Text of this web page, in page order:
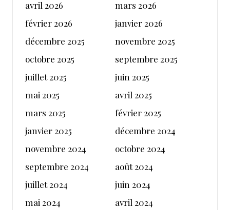
avril 2026
mars 2026
février 2026
janvier 2026
décembre 2025
novembre 2025
octobre 2025
septembre 2025
juillet 2025
juin 2025
mai 2025
avril 2025
mars 2025
février 2025
janvier 2025
décembre 2024
novembre 2024
octobre 2024
septembre 2024
août 2024
juillet 2024
juin 2024
mai 2024
avril 2024